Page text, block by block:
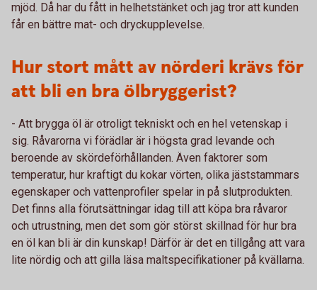
mjöd. Då har du fått in helhetstänket och jag tror att kunden
får en bättre mat- och dryckupplevelse.
Hur stort mått av nörderi krävs för
att bli en bra ölbryggerist?
- Att brygga öl är otroligt tekniskt och en hel vetenskap i
sig. Råvarorna vi förädlar är i högsta grad levande och
beroende av skördeförhållanden. Även faktorer som
temperatur, hur kraftigt du kokar vörten, olika jäststammars
egenskaper och vattenprofiler spelar in på slutprodukten.
Det finns alla förutsättningar idag till att köpa bra råvaror
och utrustning, men det som gör störst skillnad för hur bra
en öl kan bli är din kunskap! Därför är det en tillgång att vara
lite nördig och att gilla läsa maltspecifikationer på kvällarna.